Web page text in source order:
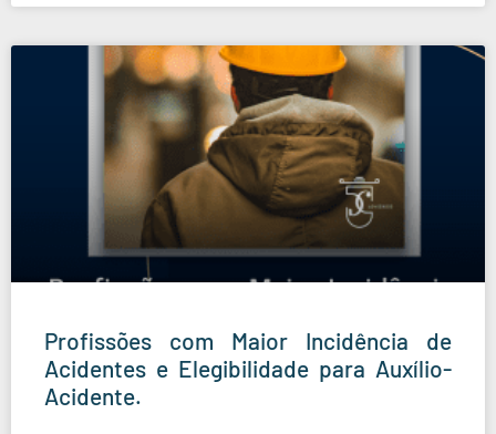
Profissões com Maior Incidência de
Acidentes e Elegibilidade para Auxílio-
Acidente.